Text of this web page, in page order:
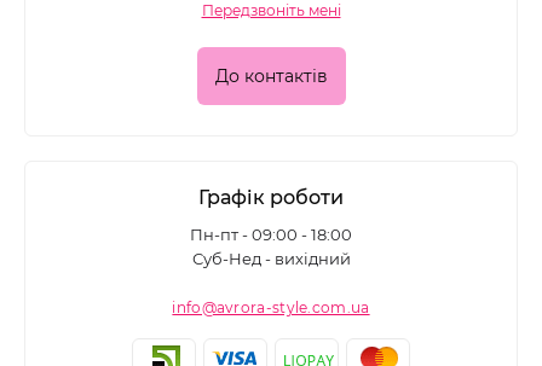
Передзвоніть мені
До контактів
Графік роботи
Пн-пт - 09:00 - 18:00
Суб-Нед - вихідний
info@avrora-style.com.ua